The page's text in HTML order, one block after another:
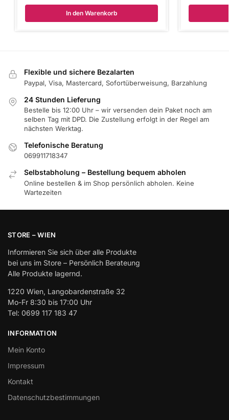
In den Warenkorb
Flexible und sichere Bezalarten
Paypal, Visa, Mastercard, Sofortüberweisung, Barzahlung
24 Stunden Lieferung
Bestelle bis 12:00 Uhr – wir versenden dein Paket noch am
selben Tag mit DPD. Die Zustellung erfolgt in der Regel am
nächsten Werktag.
Telefonische Beratung
069911718347
Selbstabholung – Bestellung bequem abholen
Online bestellen & im Shop persönlich abholen. Keine
Wartezeiten
STORE – WIEN
Informieren Sie sich über alle Produkte
bei uns im Store – Persönlich Berateung
Alle Produkte lagernd.
1220 Wien, Langobardenstraße 32
Mo-Fr 8:30 bis 17:00 Uhr
Tel: 0699 117 183 47
INFORMATION
Mein Konto
Impressum
Kontakt
Datenschutzbestimmungen